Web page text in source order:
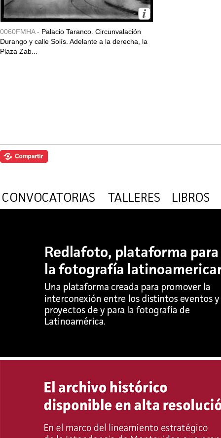
0060FMHA - Palacio Taranco. Circunvalación
Durango y calle Solís. Adelante a la derecha, la
Plaza Zab...